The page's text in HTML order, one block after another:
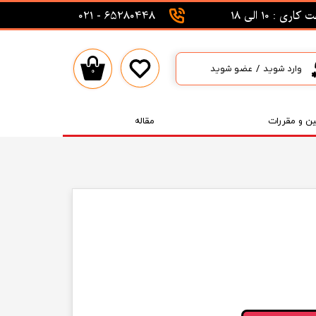
و مقررات مقاله
: 10 الی 18 65280448 - 021
۰ وارد شوید / عضو شوید
حساب کاربری من
تغییر گذر واژه